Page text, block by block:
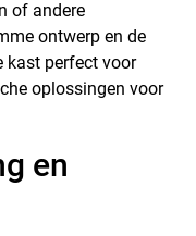
of andere
ontwerp en de
kast perfect voor
oplossingen voor
en